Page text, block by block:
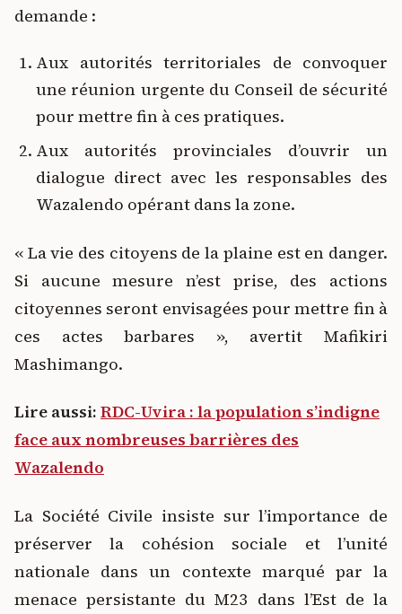
demande :
Aux autorités territoriales de convoquer
une réunion urgente du Conseil de sécurité
pour mettre fin à ces pratiques.
Aux autorités provinciales d’ouvrir un
dialogue direct avec les responsables des
Wazalendo opérant dans la zone.
« La vie des citoyens de la plaine est en danger.
Si aucune mesure n’est prise, des actions
citoyennes seront envisagées pour mettre fin à
ces actes barbares », avertit Mafikiri
Mashimango.
Lire aussi: RDC-Uvira : la population s’indigne
face aux nombreuses barrières des
Wazalendo
La Société Civile insiste sur l’importance de
préserver la cohésion sociale et l’unité
nationale dans un contexte marqué par la
menace persistante du M23 dans l’Est de la